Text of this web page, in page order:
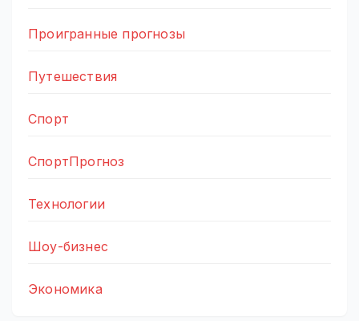
Проигранные прогнозы
Путешествия
Спорт
СпортПрогноз
Технологии
Шоу-бизнес
Экономика